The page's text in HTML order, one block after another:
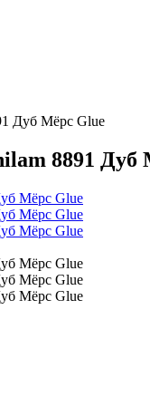
Дуб Мёрс Glue
8891 Дуб